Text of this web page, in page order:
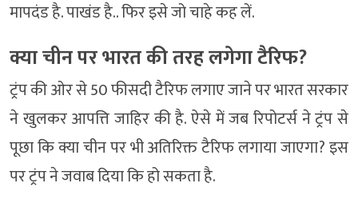
मापदंड है. पाखंड है.. फिर इसे जो चाहे कह लें.
क्या चीन पर भारत की तरह लगेगा टैरिफ?
ट्रंप की ओर से 50 फीसदी टैरिफ लगाए जाने पर भारत सरकार
ने खुलकर आपत्ति जाहिर की है. ऐसे में जब रिपोटर्स ने ट्रंप से
पूछा कि क्या चीन पर भी अतिरिक्त टैरिफ लगाया जाएगा? इस
पर ट्रंप ने जवाब दिया कि हो सकता है.